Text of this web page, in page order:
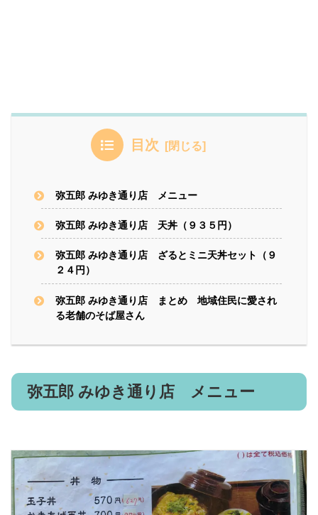
目次
弥五郎 みゆき通り店 メニュー
弥五郎 みゆき通り店 天丼（９３５円）
弥五郎 みゆき通り店 ざるとミニ天丼セット（９
２４円）
弥五郎 みゆき通り店 まとめ 地域住民に愛され
る老舗のそば屋さん
弥五郎 みゆき通り店 メニュー